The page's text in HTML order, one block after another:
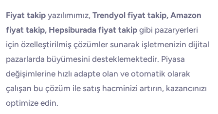
Fiyat takip yazılımımız, Trendyol fiyat takip, Amazon
fiyat takip, Hepsiburada fiyat takip gibi pazaryerleri
için özelleştirilmiş çözümler sunarak işletmenizin dijital
pazarlarda büyümesini desteklemektedir. Piyasa
değişimlerine hızlı adapte olan ve otomatik olarak
çalışan bu çözüm ile satış hacminizi artırın, kazancınızı
optimize edin.